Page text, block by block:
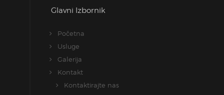
Glavni Izbornik
Početna
Usluge
Galerija
Kontakt
Kontaktirajte nas